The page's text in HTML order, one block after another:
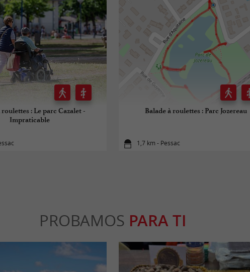
roulettes : Le parc Cazalet -
Impraticable
Balade à roulettes : Parc Jozereau
1,7 km - Pessac
PROBAMOS PARA TI